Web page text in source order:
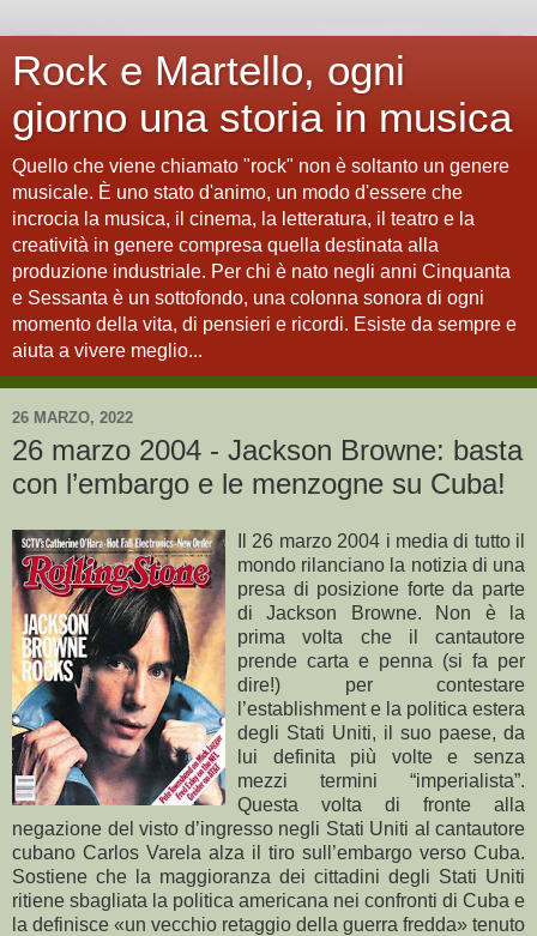
Rock e Martello, ogni
giorno una storia in musica
Quello che viene chiamato "rock" non è soltanto un genere
musicale. È uno stato d'animo, un modo d'essere che
incrocia la musica, il cinema, la letteratura, il teatro e la
creatività in genere compresa quella destinata alla
produzione industriale. Per chi è nato negli anni Cinquanta
e Sessanta è un sottofondo, una colonna sonora di ogni
momento della vita, di pensieri e ricordi. Esiste da sempre e
aiuta a vivere meglio...
26 MARZO, 2022
26 marzo 2004 - Jackson Browne: basta
con l’embargo e le menzogne su Cuba!
Il 26 marzo 2004 i media di tutto il
mondo rilanciano la notizia di una
presa di posizione forte da parte
di Jackson Browne. Non è la
prima volta che il cantautore
prende carta e penna (si fa per
dire!) per contestare
l’establishment e la politica estera
degli Stati Uniti, il suo paese, da
lui definita più volte e senza
mezzi termini “imperialista”.
Questa volta di fronte alla
negazione del visto d’ingresso negli Stati Uniti al cantautore
cubano Carlos Varela alza il tiro sull’embargo verso Cuba.
Sostiene che la maggioranza dei cittadini degli Stati Uniti
ritiene sbagliata la politica americana nei confronti di Cuba e
la definisce «un vecchio retaggio della guerra fredda» tenuto